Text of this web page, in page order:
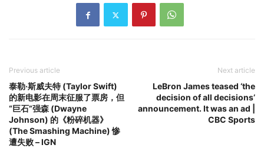
Previous article
泰勒·斯威夫特 (Taylor Swift)
的新电影在周末征服了票房，但
“巨石”强森 (Dwayne
Johnson) 的《粉碎机器》
(The Smashing Machine) 惨
遭失败 – IGN
Next article
LeBron James teased ‘the
decision of all decisions’
announcement. It was an ad |
CBC Sports